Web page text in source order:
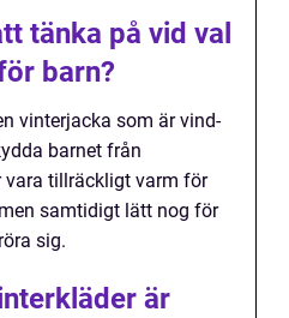
tänka på vid val
barn?
vinterjacka som är vind-
barnet från
vara tillräckligt varm för
samtidigt lätt nog för
sig.
är